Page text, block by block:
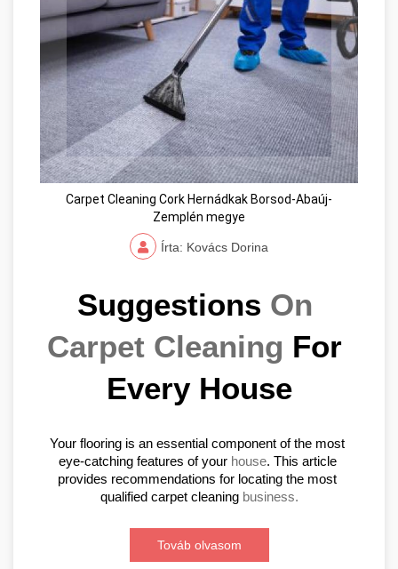
Carpet Cleaning Cork Hernádkak Borsod-Abaúj-
Zemplén megye
Írta: Kovács Dorina
Suggestions On
Carpet Cleaning For
Every House
Your flooring is an essential component of the most
eye-catching features of your house. This article
provides recommendations for locating the most
qualified carpet cleaning business.
Továb olvasom